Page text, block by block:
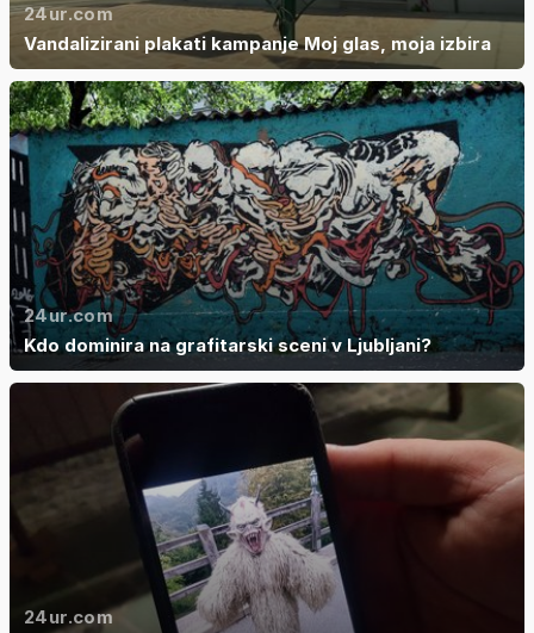
24ur.com
Vandalizirani plakati kampanje Moj glas, moja izbira
24ur.com
Kdo dominira na grafitarski sceni v Ljubljani?
24ur.com